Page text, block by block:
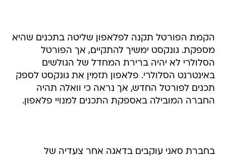
הקמת הפורטל תקנה לפלאפון שליטה בתכנים שהיא
מספקת. גונקסט ימשיך להתקיים, אך הפורטל
הסלולרי לא יהיה ברירת המחדל של הגולשים
באינטרנט הסלולרי. פלאפון תזמין את גונקסט לספק
תכנים לפורטל החדש, אך נראה כי וואלה תהיה
החברה המובילה באספקת התכנים למנויי פלאפון.
בחברת סאני עוקבים בדאגה אחר צעדיה של